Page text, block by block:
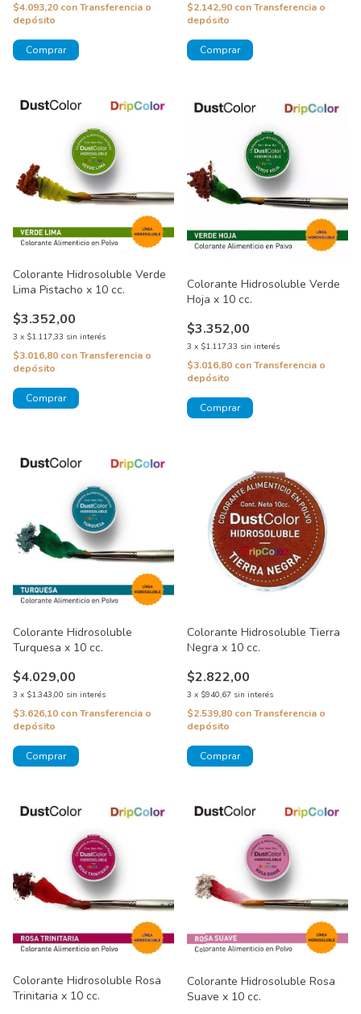
$4.093,20 conTransferencia o
depósito
$2.142,90 conTransferencia o
depósito
Colorante Hidrosoluble Verde
Lima Pistacho x 10 cc.
$3.352,00
3 x $1.117,33 sin interés
$3.016,80 conTransferencia o
depósito
Colorante Hidrosoluble Verde
Hoja x 10 cc.
$3.352,00
3 x $1.117,33 sin interés
$3.016,80 conTransferencia o
depósito
Colorante Hidrosoluble
Turquesa x 10 cc.
$4.029,00
3 x $1.343,00 sin interés
$3.626,10 conTransferencia o
depósito
Colorante Hidrosoluble Tierra
Negra x 10 cc.
$2.822,00
3 x $940,67 sin interés
$2.539,80 conTransferencia o
depósito
Colorante Hidrosoluble Rosa
Trinitaria x 10 cc.
Colorante Hidrosoluble Rosa
Suave x 10 cc.